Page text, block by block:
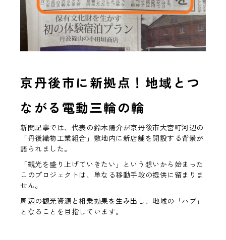
京丹後市に新拠点！地域とつ
ながる電動三輪の輪
新聞記事では、代表の鈴木陽介が京丹後市大宮町河辺の
「丹後織物工業組合」敷地内に新店舗を開設する背景が
語られました。
「観光を盛り上げていきたい」という想いから始まった
このプロジェクトは、単なる移動手段の提供に留まりま
せん。
周辺の観光資源と相乗効果を生み出し、地域の「ハブ」
となることを目指しています。